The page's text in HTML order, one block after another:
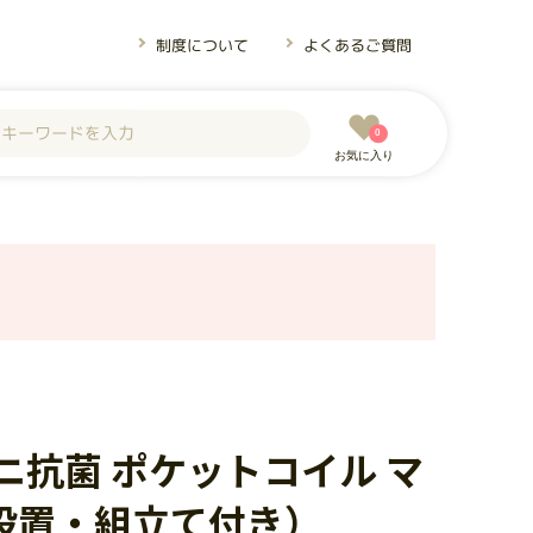
制度について よくあるご質問
お気に入り
0
抗菌 ポケットコイル マ
・組立て付き）